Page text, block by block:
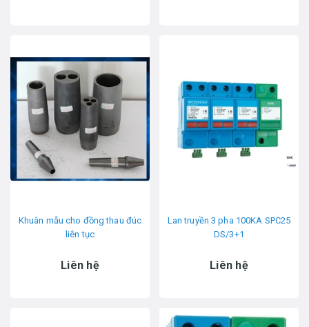
Khuân mẫu cho đồng thau đúc
liên tục
Liên hệ
Lan truyền 3 pha 100KA SPC25
DS/3+1
Liên hệ